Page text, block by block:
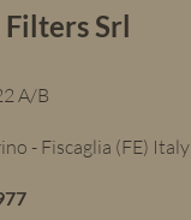
Srl
A/B
- Fiscaglia (FE) Italy